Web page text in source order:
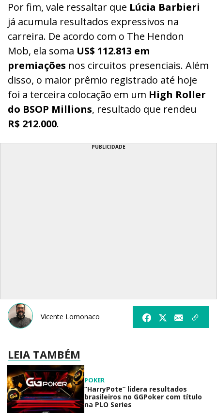
Por fim, vale ressaltar que Lúcia Barbieri
já acumula resultados expressivos na
carreira. De acordo com o The Hendon
Mob, ela soma US$ 112.813 em
premiações nos circuitos presenciais. Além
disso, o maior prêmio registrado até hoje
foi a terceira colocação em um High Roller
do BSOP Millions, resultado que rendeu
R$ 212.000.
PUBLICIDADE
Vicente Lomonaco
LEIA TAMBÉM
POKER
“HarryPote” lidera resultados
brasileiros no GGPoker com título
na PLO Series